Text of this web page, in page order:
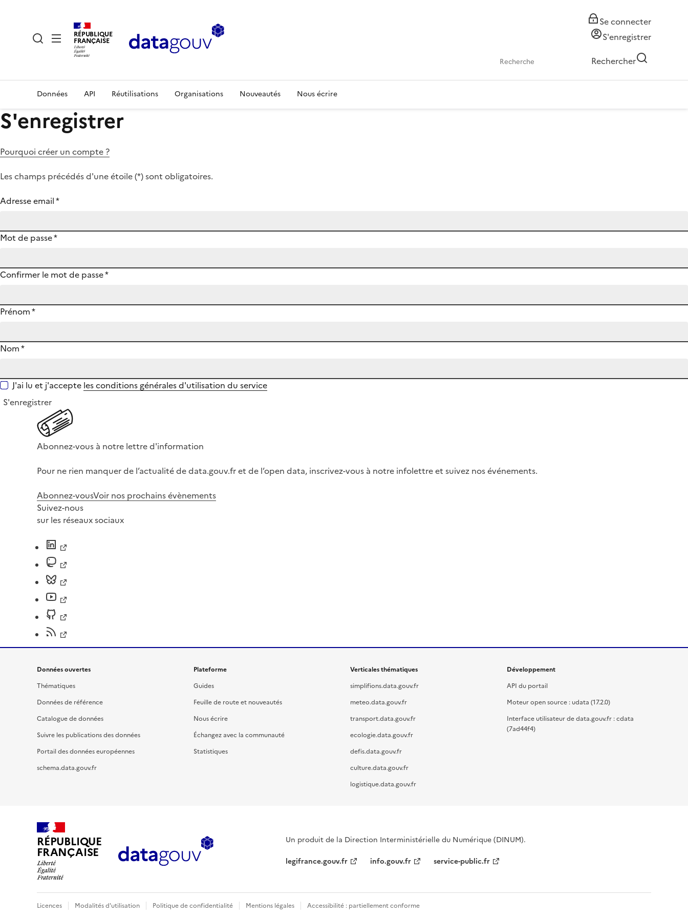
RÉPUBLIQUE
FRANÇAISE
Se connecter
S'enregistrer
Rechercher
Données API Réutilisations Organisations Nouveautés Nous écrire
S'enregistrer
Pourquoi créer un compte ?
Les champs précédés d'une étoile (*) sont obligatoires.
Adresse email*
Mot de passe*
Confirmer le mot de passe*
Prénom*
Nom*
J'ai lu et j'accepte les conditions générales d'utilisation du service
S'enregistrer
Abonnez-vous à notre lettre d'information
Pour ne rien manquer de l’actualité de data.gouv.fr et de l’open data, inscrivez-vous à notre infolettre et suivez nos événements.
Abonnez-vousVoir nos prochains évènements
Suivez-nous
sur les réseaux sociaux
Données ouvertes
Thématiques
Données de référence
Catalogue de données
Suivre les publications des données
Portail des données européennes
schema.data.gouv.fr
Plateforme
Guides
Feuille de route et nouveautés
Nous écrire
Échangez avec la communauté
Statistiques
Verticales thématiques
simplifions.data.gouv.fr
meteo.data.gouv.fr
transport.data.gouv.fr
ecologie.data.gouv.fr
defis.data.gouv.fr
culture.data.gouv.fr
logistique.data.gouv.fr
Développement
API du portail
Moteur open source : udata (17.2.0)
Interface utilisateur de data.gouv.fr : cdata
(7ad44f4)
RÉPUBLIQUE
FRANÇAISE
Un produit de la Direction Interministérielle du Numérique (DINUM).
legifrance.gouv.fr
info.gouv.fr service-public.fr
Licences Modalités d'utilisation Politique de confidentialité Mentions légales Accessibilité : partiellement conforme